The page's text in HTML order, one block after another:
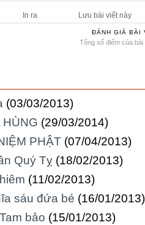
In ra Lưu bài viết này
ĐÁNH GIÁ BÀI
Tổng số điểm của
(03/03/2013)
HÙNG (29/03/2014)
PHẬT (07/04/2013)
Quý Tỵ (18/02/2013)
(11/02/2013)
sáu đứa bé (16/01/2013)
bảo (15/01/2013)